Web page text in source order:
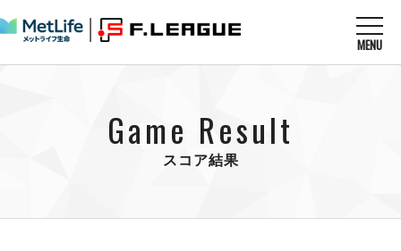
MENU
すべてのニュース
U-23選抜
試合を観る MATCHES
Game Result
スコア結果